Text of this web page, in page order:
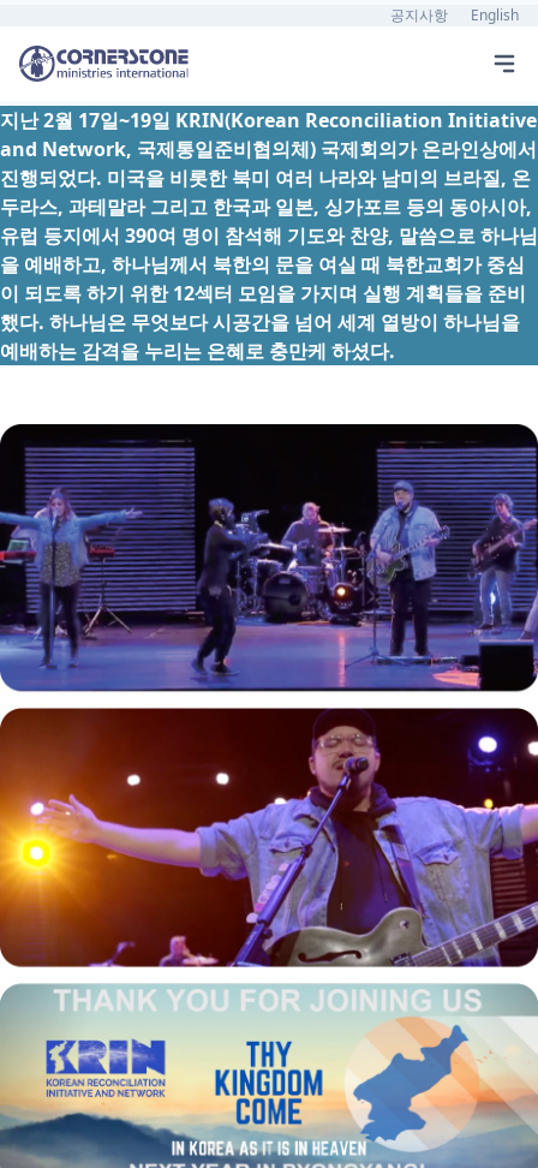
공지사항 English
지난 2월 17일~19일 KRIN(Korean Reconciliation Initiative
and Network, 국제통일준비협의체) 국제회의가 온라인상에서
진행되었다. 미국을 비롯한 북미 여러 나라와 남미의 브라질, 온
두라스, 과테말라 그리고 한국과 일본, 싱가포르 등의 동아시아,
유럽 등지에서 390여 명이 참석해 기도와 찬양, 말씀으로 하나님
을 예배하고, 하나님께서 북한의 문을 여실 때 북한교회가 중심
이 되도록 하기 위한 12섹터 모임을 가지며 실행 계획들을 준비
했다. 하나님은 무엇보다 시공간을 넘어 세계 열방이 하나님을
예배하는 감격을 누리는 은혜로 충만케 하셨다.